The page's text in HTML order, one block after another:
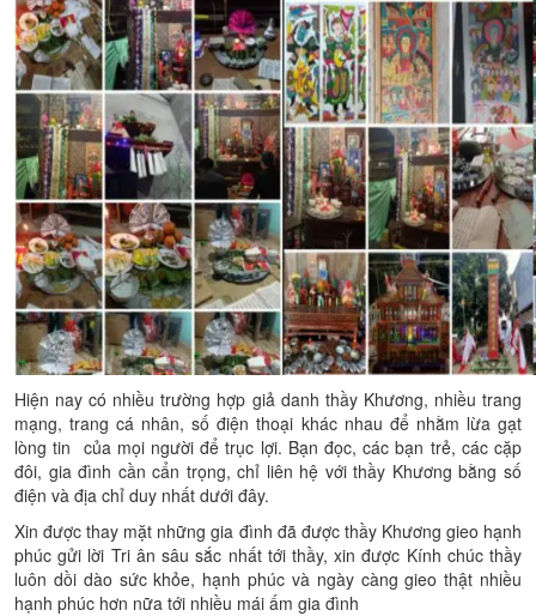
Hiện nay có nhiều trường hợp giả danh thầy Khương, nhiều trang
mạng, trang cá nhân, số điện thoại khác nhau để nhằm lừa gạt
lòng tin của mọi người để trục lợi. Bạn đọc, các bạn trẻ, các cặp
đôi, gia đình cần cẩn trọng, chỉ liên hệ với thầy Khương bằng số
điện và địa chỉ duy nhất dưới đây.
Xin được thay mặt những gia đình đã được thầy Khương gieo hạnh
phúc gửi lời Tri ân sâu sắc nhất tới thầy, xin được Kính chúc thầy
luôn dồi dào sức khỏe, hạnh phúc và ngày càng gieo thật nhiều
hạnh phúc hơn nữa tới nhiều mái ấm gia đình